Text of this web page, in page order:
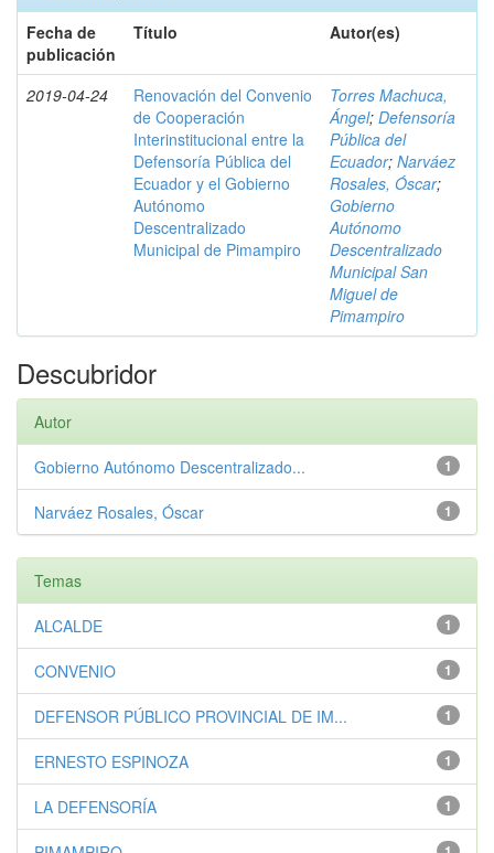
Fecha de
publicación
Título Autor(es)
2019-04-24
Renovación del Convenio
de Cooperación
Interinstitucional entre la
Defensoría Pública del
Ecuador y el Gobierno
Autónomo
Descentralizado
Municipal de Pimampiro
Torres Machuca,
Ángel; Defensoría
Pública del
Ecuador; Narváez
Rosales, Óscar;
Gobierno
Autónomo
Descentralizado
Municipal San
Miguel de
Pimampiro
Descubridor
Autor
1
Gobierno Autónomo Descentralizado...
1
Narváez Rosales, Óscar
Temas
1
ALCALDE
1
CONVENIO
1
DEFENSOR PÚBLICO PROVINCIAL DE IM...
1
ERNESTO ESPINOZA
1
LA DEFENSORÍA